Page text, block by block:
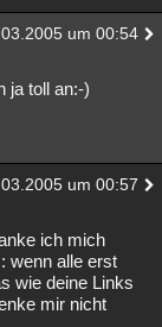
um 00:54
ja toll an:-)
um 00:57
ich mich
wenn alle erst
wie deine Links
mir nicht